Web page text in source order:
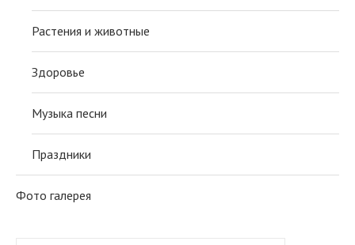
Растения и животные
Здоровье
Музыка песни
Праздники
Фото галерея